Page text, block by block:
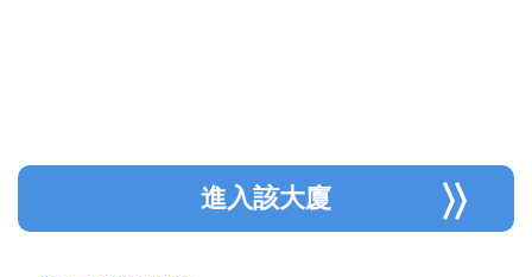
進入該大廈